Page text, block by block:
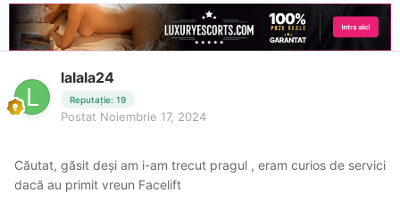
lalala24
Reputație: 19
Postat Noiembrie 17, 2024
Căutat, găsit deși am i-am trecut pragul , eram curios de servici
dacă au primit vreun Facelift